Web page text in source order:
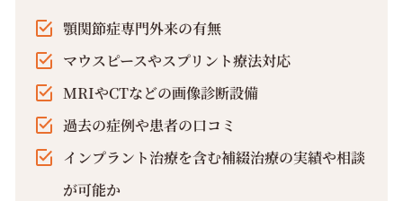
顎関節症専門外来の有無
マウスピースやスプリント療法対応
MRIやCTなどの画像診断設備
過去の症例や患者の口コミ
インプラント治療を含む補綴治療の実績や相談
が可能か